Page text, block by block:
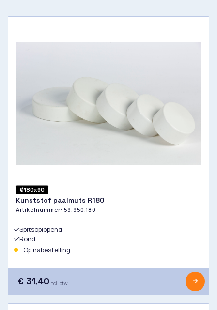
Ø180x90
Kunststof paalmuts R180
Artikelnummer: 59.950.180
Spitsoplopend
Rond
Op nabestelling
€ 31,40incl. btw